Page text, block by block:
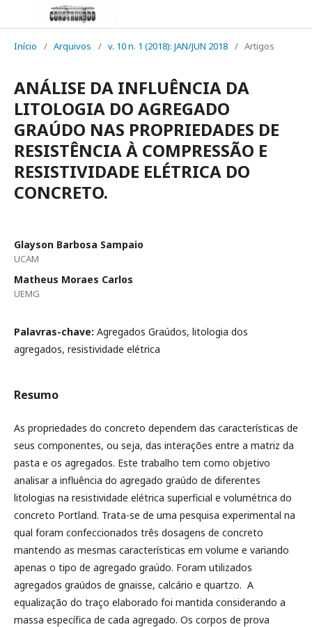
Início / Arquivos / v. 10 n. 1 (2018): JAN/JUN 2018 / Artigos
ANÁLISE DA INFLUÊNCIA DA
LITOLOGIA DO AGREGADO
GRAÚDO NAS PROPRIEDADES DE
RESISTÊNCIA À COMPRESSÃO E
RESISTIVIDADE ELÉTRICA DO
CONCRETO.
Glayson Barbosa Sampaio
UCAM
Matheus Moraes Carlos
UEMG
Palavras-chave: Agregados Graúdos, litologia dos
agregados, resistividade elétrica
Resumo
As propriedades do concreto dependem das características de
seus componentes, ou seja, das interações entre a matriz da
pasta e os agregados. Este trabalho tem como objetivo
analisar a influência do agregado graúdo de diferentes
litologias na resistividade elétrica superficial e volumétrica do
concreto Portland. Trata-se de uma pesquisa experimental na
qual foram confeccionados três dosagens de concreto
mantendo as mesmas características em volume e variando
apenas o tipo de agregado graúdo. Foram utilizados
agregados graúdos de gnaisse, calcário e quartzo. A
equalização do traço elaborado foi mantida considerando a
massa específica de cada agregado. Os corpos de prova